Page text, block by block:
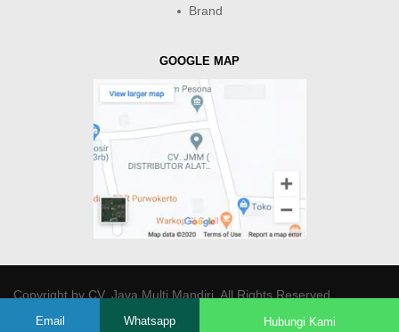
Brand
GOOGLE MAP
Copyright byCV. Java Multi Mandiri. All Rights Reserved.
Email Whatsapp Hubungi Kami